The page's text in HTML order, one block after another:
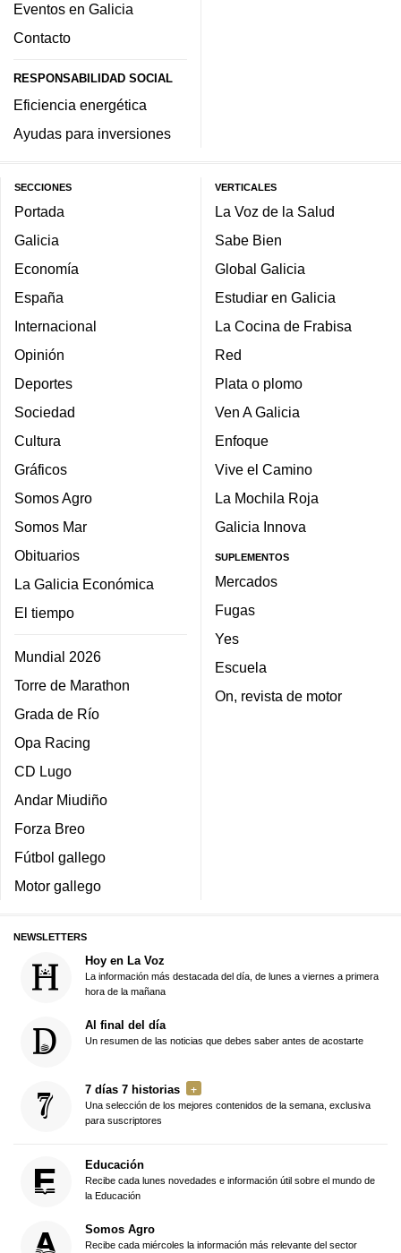
Eventos en Galicia
Contacto
RESPONSABILIDAD SOCIAL
Eficiencia energética
Ayudas para inversiones
SECCIONES
Portada
Galicia
Economía
España
Internacional
Opinión
Deportes
Sociedad
Cultura
Gráficos
Somos Agro
Somos Mar
Obituarios
La Galicia Económica
El tiempo
Mundial 2026
Torre de Marathon
Grada de Río
Opa Racing
CD Lugo
Andar Miudiño
Forza Breo
Fútbol gallego
Motor gallego
VERTICALES
La Voz de la Salud
Sabe Bien
Global Galicia
Estudiar en Galicia
La Cocina de Frabisa
Red
Plata o plomo
Ven A Galicia
Enfoque
Vive el Camino
La Mochila Roja
Galicia Innova
SUPLEMENTOS
Mercados
Fugas
Yes
Escuela
On, revista de motor
NEWSLETTERS
Hoy en La Voz
La información más destacada del día, de lunes a viernes a primera
hora de la mañana
Al final del día
Un resumen de las noticias que debes saber antes de acostarte
7 días 7 historias
Una selección de los mejores contenidos de la semana, exclusiva
para suscriptores
Educación
Recibe cada lunes novedades e información útil sobre el mundo de
la Educación
Somos Agro
Recibe cada miércoles la información más relevante del sector